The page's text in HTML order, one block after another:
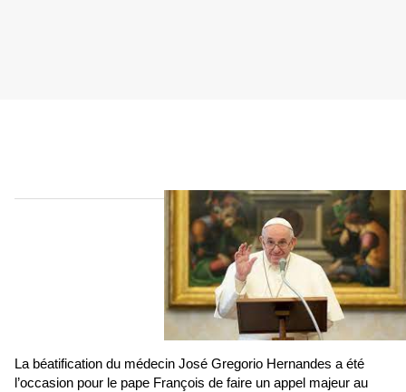
La béatification du médecin José Gregorio Hernandes a été
l’occasion pour le pape François de faire un appel majeur au